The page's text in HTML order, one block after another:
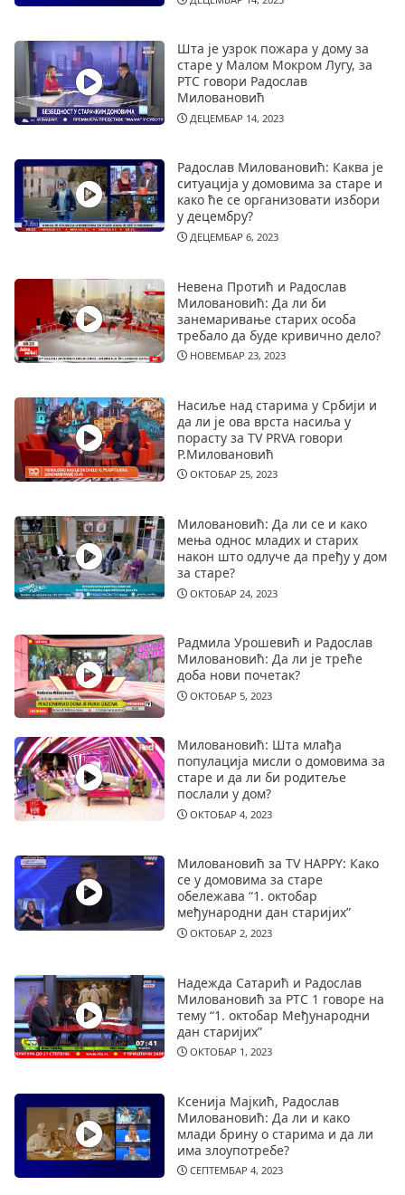
Шта је узрок пожара у дому за
старе у Малом Мокром Лугу, за
РТС говори Радослав
Миловановић
ДЕЦЕМБАР 14, 2023
Радослав Миловановић: Каква је
ситуација у домовима за старе и
како ће се организовати избори
у децембру?
ДЕЦЕМБАР 6, 2023
Невена Протић и Радослав
Миловановић: Да ли би
занемаривање старих особа
требало да буде кривично дело?
НОВЕМБАР 23, 2023
Насиље над старима у Србији и
да ли је ова врста насиља у
порасту за TV PRVA говори
Р.Миловановић
ОКТОБАР 25, 2023
Миловановић: Да ли се и како
мења однос младих и старих
након што одлуче да пређу у дом
за старе?
ОКТОБАР 24, 2023
Радмила Урошевић и Радослав
Миловановић: Да ли је треће
доба нови почетак?
ОКТОБАР 5, 2023
Миловановић: Шта млађа
популација мисли о домовима за
старе и да ли би родитеље
послали у дом?
ОКТОБАР 4, 2023
Миловановић за TV HAPPY: Како
се у домовима за старе
обележава “1. октобар
међународни дан старијих”
ОКТОБАР 2, 2023
Надежда Сатарић и Радослав
Миловановић за РТС 1 говоре на
тему “1. октобар Међународни
дан старијих”
ОКТОБАР 1, 2023
Ксенија Мајкић, Радослав
Миловановић: Да ли и како
млади брину о старима и да ли
има злоупотребе?
СЕПТЕМБАР 4, 2023